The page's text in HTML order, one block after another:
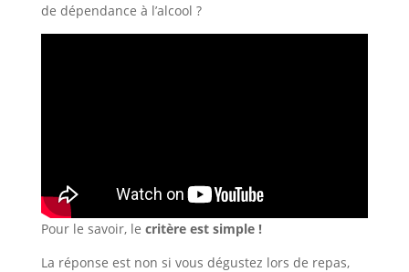
de dépendance à l’alcool ?
Pour le savoir, le critère est simple !
La réponse est non si vous dégustez lors de repas,